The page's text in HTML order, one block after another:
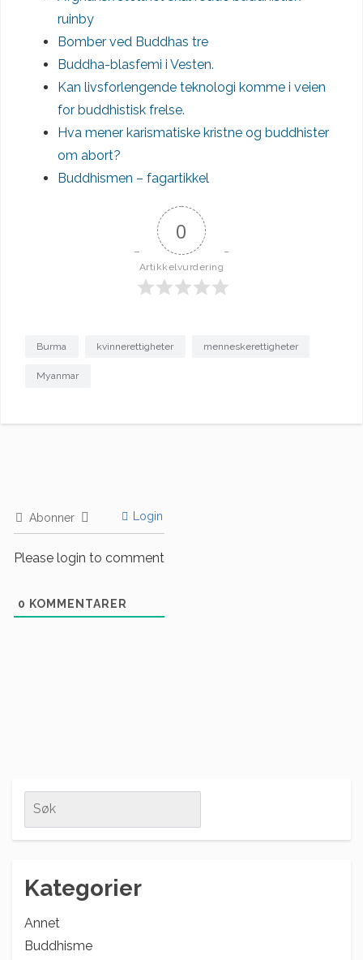
ruinby
Bomber ved Buddhas tre
Buddha-blasfemi i Vesten.
Kan livsforlengende teknologi komme i veien
for buddhistisk frelse.
Hva mener karismatiske kristne og buddhister
om abort?
Buddhismen – fagartikkel
0
Artikkelvurdering
Burma kvinnerettigheter menneskerettigheter
Myanmar
Abonner Login
Please login to comment
0 KOMMENTARER
Kategorier
Annet
Buddhisme